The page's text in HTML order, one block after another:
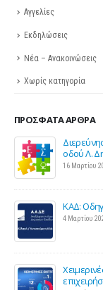
Αγγελίες
Εκδηλώσεις
Νέα – Ανακοινώσεις
Χωρίς κατηγορία
ΠΡΌΣΦΑΤΑ ΆΡΘΡΑ
Πεζοδρόμηση της
αντιστοίχιση
επιδόσεις για 1 στις 2